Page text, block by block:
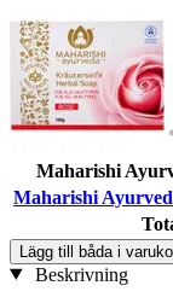
Maharishi
Maharishi
Lägg till båda i
Beskrivning